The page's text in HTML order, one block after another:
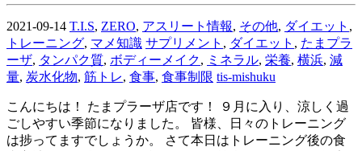
2021-09-14 T.I.S, ZERO, アスリート情報, その他, ダイエット ,
トレーニング, マメ知識 サプリメント , ダイエット , たまプラ
ーザ, タンパク質, ボディーメイク, ミネラル, 栄養, 横浜, 減
量, 炭水化物, 筋トレ, 食事, 食事制限 tis-mishuku
こんにちは！ たまプラーザ店です！ ９月に入り、涼しく過
ごしやすい季節になりました。 皆様、日々のトレーニング
は捗ってますでしょうか。 さて本日はトレーニング後の食